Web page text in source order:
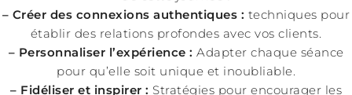
– Créer des connexions authentiques : techniques pour
établir des relations profondes avec vos clients.
– Personnaliser l’expérience : Adapter chaque séance
pour qu’elle soit unique et inoubliable.
– Fidéliser et inspirer : Stratégies pour encourager les